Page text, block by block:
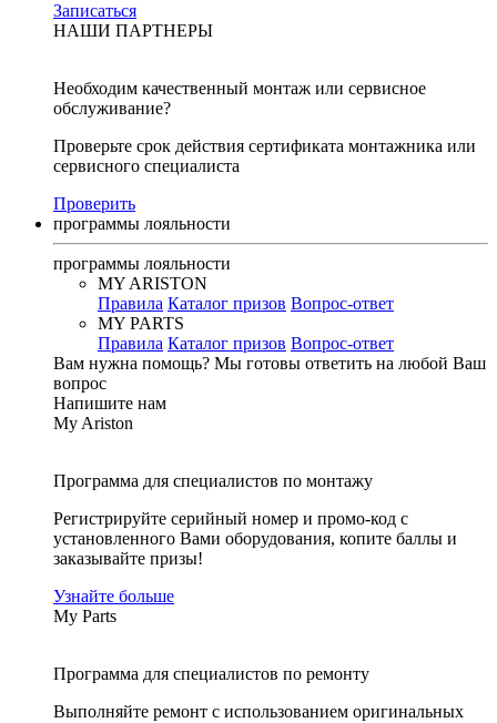
Записаться
НАШИ ПАРТНЕРЫ
Необходим качественный монтаж или сервисное
обслуживание?
Проверьте срок действия сертификата монтажника или
сервисного специалиста
Проверить
программы лояльности
программы лояльности
MY ARISTON
Правила Каталог призов Вопрос-ответ
MY PARTS
Правила Каталог призов Вопрос-ответ
Вам нужна помощь? Мы готовы ответить на любой Ваш
вопрос
Напишите нам
My Ariston
Программа для специалистов по монтажу
Регистрируйте серийный номер и промо-код с
установленного Вами оборудования, копите баллы и
заказывайте призы!
Узнайте больше
My Parts
Программа для специалистов по ремонту
Выполняйте ремонт с использованием оригинальных